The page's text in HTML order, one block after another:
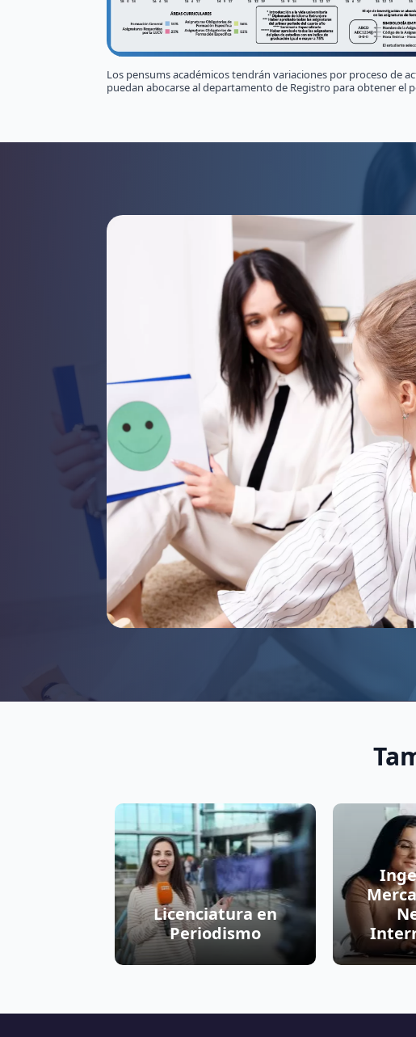
Los pensums académicos tendrán variaciones por proceso de
puedan abocarse al departamento de Registro para obtener el
Licenciatura en
Periodismo